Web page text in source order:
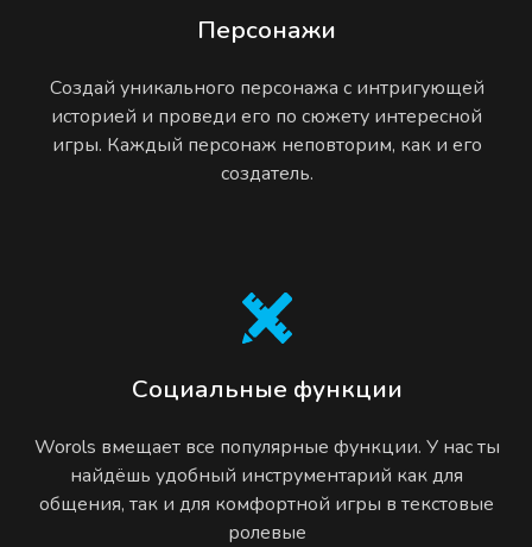
Персонажи
Создай уникального персонажа с интригующей
историей и проведи его по сюжету интересной
игры. Каждый персонаж неповторим, как и его
создатель.
Социальные функции
Worols вмещает все популярные функции. У нас ты
найдёшь удобный инструментарий как для
общения, так и для комфортной игры в текстовые
ролевые